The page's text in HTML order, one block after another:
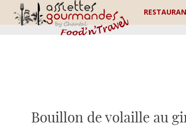
Bouillon de volaille au